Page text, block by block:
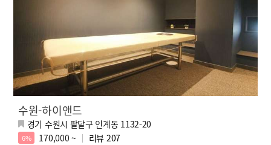
수원-하이앤드
경기 수원시 팔달구 인계동 1132-20
6% 170,000 ~ 리뷰 207